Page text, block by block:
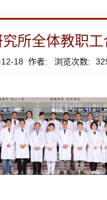
所全体教职工
12-18 作者: 浏览次数: